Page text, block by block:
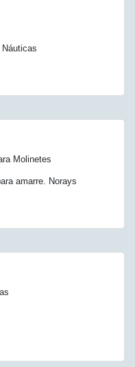
Molinetes
amarre. Norays